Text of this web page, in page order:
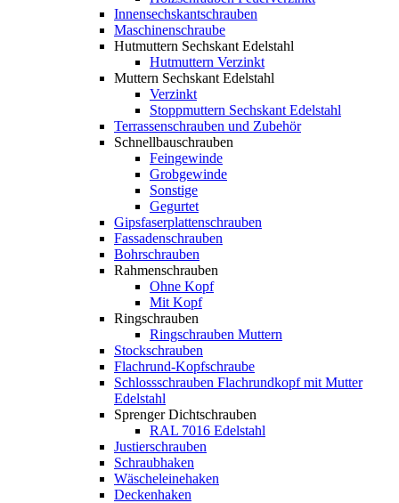
Innensechskantschrauben
Maschinenschraube
Hutmuttern Sechskant Edelstahl
Hutmuttern Verzinkt
Muttern Sechskant Edelstahl
Verzinkt
Stoppmuttern Sechskant Edelstahl
Terrassenschrauben und Zubehör
Schnellbauschrauben
Feingewinde
Grobgewinde
Sonstige
Gegurtet
Gipsfaserplattenschrauben
Fassadenschrauben
Bohrschrauben
Rahmenschrauben
Ohne Kopf
Mit Kopf
Ringschrauben
Ringschrauben Muttern
Stockschrauben
Flachrund-Kopfschraube
Schlossschrauben Flachrundkopf mit Mutter
Edelstahl
Sprenger Dichtschrauben
RAL 7016 Edelstahl
Justierschrauben
Schraubhaken
Wäscheleinehaken
Deckenhaken